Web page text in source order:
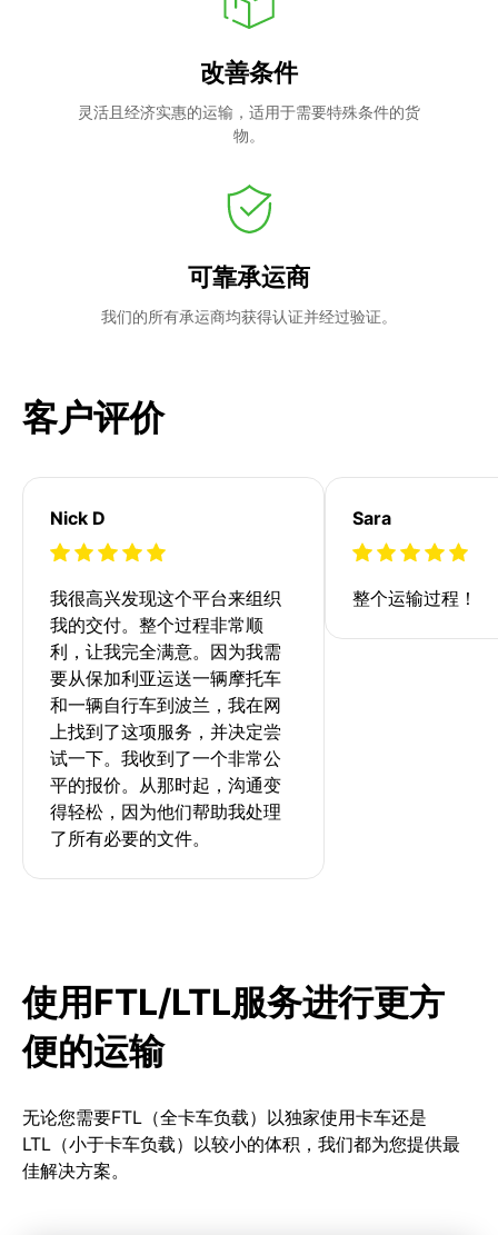
改善条件
灵活且经济实惠的运输，适用于需要特殊条件的货
物。
可靠承运商
我们的所有承运商均获得认证并经过验证。
客户评价
Nick D
我很高兴发现这个平台来组织
我的交付。整个过程非常顺
利，让我完全满意。因为我需
要从保加利亚运送一辆摩托车
和一辆自行车到波兰，我在网
上找到了这项服务，并决定尝
试一下。我收到了一个非常公
平的报价。从那时起，沟通变
得轻松，因为他们帮助我处理
了所有必要的文件。
Sara
整个运输过程！
使用FTL/LTL服务进行更方
便的运输
无论您需要FTL（全卡车负载）以独家使用卡车还是
LTL（小于卡车负载）以较小的体积，我们都为您提供最
佳解决方案。